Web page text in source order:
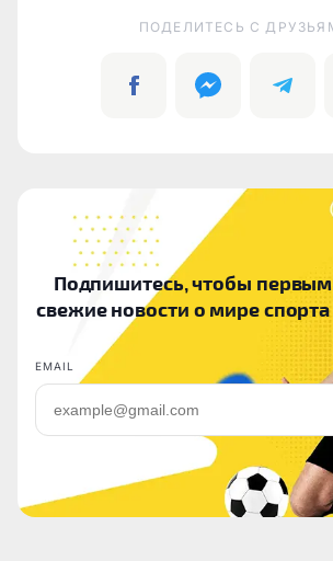
ПОДЕЛИТЕСЬ C
Подпишитесь, чтобы
свежие новости о мире
EMAIL